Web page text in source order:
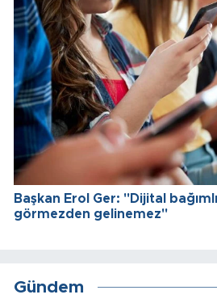
Başkan Erol Ger: "Dijital
görmezden gelinemez"
Gündem